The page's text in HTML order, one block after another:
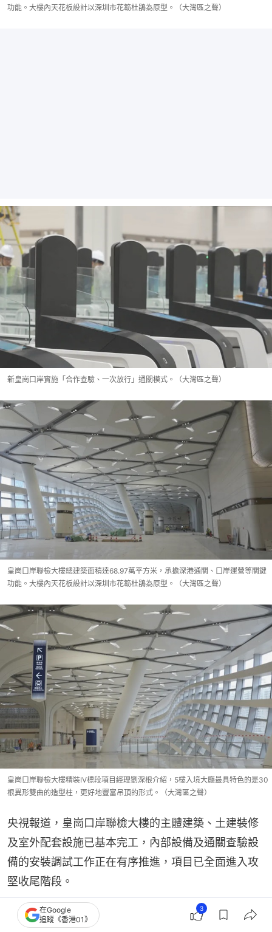
功能。大樓內天花板設計以深圳市花簕杜鵑為原型。（大灣區之聲）
新皇崗口岸實施「合作查驗、一次放行」通關模式。（大灣區之聲）
皇崗口岸聯檢大樓總建築面積達68.97萬平方米，承擔深港通關、口岸運營等關鍵
功能。大樓內天花板設計以深圳市花簕杜鵑為原型。（大灣區之聲）
皇崗口岸聯檢大樓精裝IV標段項目經理劉深根介紹，5樓入境大廳最具特色的是30
根異形雙曲的造型柱，更好地豐富吊頂的形式。（大灣區之聲）
央視報道，皇崗口岸聯檢大樓的主體建築、土建裝修
及室外配套設施已基本完工，內部設備及通關查驗設
備的安裝調試工作正在有序推進，項目已全面進入攻
堅收尾階段。
據了解，新皇崗口岸B2層已對接深圳地鐵7號線，旅
在Google
追蹤《香港01》
3